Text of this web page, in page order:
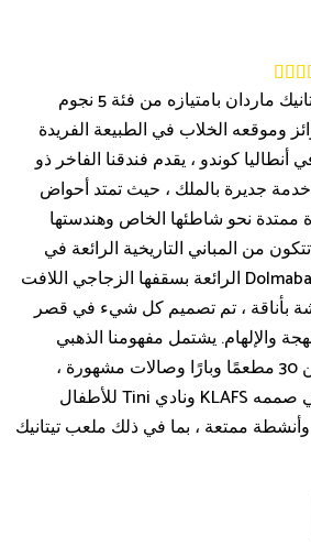



يرحب بكم فندق قصر تيتانيك ماردان بامتيازه من فئة 5 نجوم
وموقعه الخلاب في الطبيعة الفريدة
كوندو ، يقدم فندقنا الفاخر ذو
جديرة بالملك ، حيث تمتد أحواض
نحو شاطئها الخاص وهندستها
من المباني التاريخية الرائعة في
اسطنبول. من ردهة Dolmabahçe الرائعة بسقفها الزجاجي اللافت
بأناقة ، تم تصميم كل شيء في قصر
والإلهام. يشتمل مفهومنا الذهبي
الشامل كليًا على أكثر من 30 مطعمًا وبارًا وصالات مشهورة ،
بالإضافة إلى منتجع صحي صممه KLAFS ونادي Tini للأطفال
ممتعة ، بما في ذلك ملعب تيتانيك